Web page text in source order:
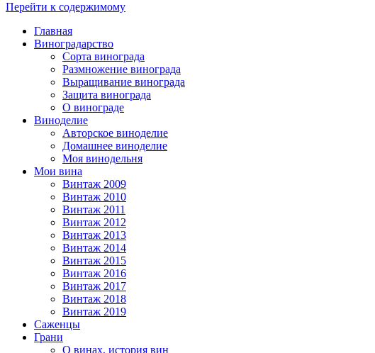
Перейти к содержимому
Главная
Виноградарство
Сорта винограда
Размножение винограда
Выращивание винограда
Защита винограда
О винограде
Виноделие
Авторское виноделие
Домашнее виноделие
Моя винодельня
Мои вина
Винтаж 2009
Винтаж 2010
Винтаж 2011
Винтаж 2012
Винтаж 2013
Винтаж 2014
Винтаж 2015
Винтаж 2016
Винтаж 2017
Винтаж 2018
Винтаж 2019
Саженцы
Грани
О винах, история вин